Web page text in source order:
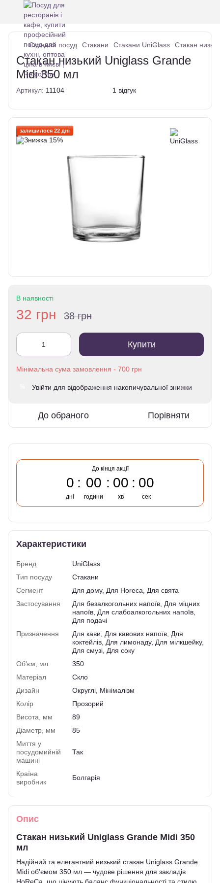
Скляний посуд Стакани Стакани UniGlass Стакан
Стакан низький Uniglass Grande
Midi 350 мл
Артикул: 11104 1 відгук
залишилося 22 дні
В наявності
32 грн 38 грн
Купити
Увійти для відображення накопичувальної знижки
До обраного Порівняти
До кінця акції
0
дні
00
години
00
хв
00
сек
Характеристики
Бренд
UniGlass
Тип посуду
Стакани
Сегмент
Для дому, Для Horeca, Для свята
Застосування
Для безалкогольних напоїв, Для міцних
напоїв, Для слабоалкогольних напоїв,
Для подачі
Призначення
Для кави, Для кавових напоїв, Для
коктейлів, Для лимонаду, Для мілкшейку,
Для смузі, Для соку
Об'єм, мл
350
Матеріал
Скло
Дизайн
Округлі, Мінімалізм
Колір
Прозорий
Висота, мм
89
Діаметр, мм
85
Миття у
посудомийній
машині
Так
Країна
виробник
Болгарія
Опис
Стакан низький Uniglass Grande Midi 350
мл
Надійний та елегантний низький стакан Uniglass Grande
Midi об'ємом 350 мл — чудове рішення для закладів